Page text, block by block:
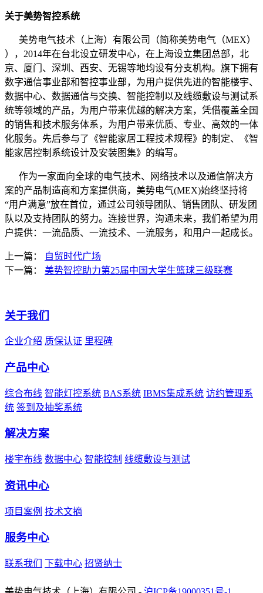
关于美势智控系统
美势电气技术（上海）有限公司（简称美势电气（MEX）
），2014年在台北设立研发中心，在上海设立集团总部，北
京、厦门、深圳、西安、无锡等地均设有分支机构。旗下拥有
数字通信事业部和智控事业部，为用户提供先进的智能楼宇、
数据中心、数据通信与交换、智能控制以及线缆敷设与测试系
统等领域的产品，为用户带来优越的解决方案，凭借覆盖全国
的销售和技术服务体系，为用户带来优质、专业、高效的一体
化服务。先后参与了《智能家居工程技术规程》的制定、《智
能家居控制系统设计及安装图集》的编写。
作为一家面向全球的电气技术、网络技术以及通信解决方
案的产品制造商和方案提供商，美势电气(MEX)始终坚持将
“用户满意”放在首位，通过公司领导团队、销售团队、研发团
队以及支持团队的努力。连接世界，沟通未来，我们希望为用
户提供：一流品质、一流技术、一流服务，和用户一起成长。
上一篇：
自贸时代广场
下一篇： 美势智控助力第25届中国大学生篮球三级联赛
关于我们
企业介绍 质保认证 里程碑
产品中心
综合布线 智能灯控系统 BAS系统 IBMS集成系统 访约管理系
统 签到及抽奖系统
解决方案
楼宇布线 数据中心 智能控制 线缆敷设与测试
资讯中心
项目案例 技术文摘
服务中心
联系我们 下载中心 招贤纳士